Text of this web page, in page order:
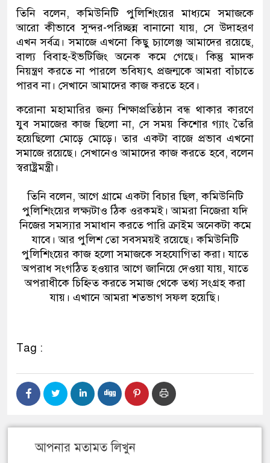
তিনি বলেন, কমিউনিটি পুলিশিংয়ের মাধ্যমে সমাজকে
আরো কীভাবে সুন্দর-পরিচ্ছন্ন বানানো যায়, সে উদাহরণ
এখন সর্বত্র। সমাজে এখনো কিছু চ্যালেঞ্জ আমাদের রয়েছে,
বাল্য বিবাহ-ইভটিজিং অনেক কমে গেছে। কিন্তু মাদক
নিয়ন্ত্রণ করতে না পারলে ভবিষ্যৎ প্রজন্মকে আমরা বাঁচাতে
পারব না। সেখানে আমাদের কাজ করতে হবে।
করোনা মহামারির জন্য শিক্ষাপ্রতিষ্ঠান বন্ধ থাকার কারণে
যুব সমাজের কাজ ছিলো না, সে সময় কিশোর গ্যাং তৈরি
হয়েছিলো মোড়ে মোড়ে। তার একটা বাজে প্রভাব এখনো
সমাজে রয়েছে। সেখানেও আমাদের কাজ করতে হবে, বলেন
স্বরাষ্ট্রমন্ত্রী।
তিনি বলেন, আগে গ্রামে একটা বিচার ছিল, কমিউনিটি
পুলিশিংয়ের লক্ষ্যটাও ঠিক ওরকমই। আমরা নিজেরা যদি
নিজের সমস্যার সমাধান করতে পারি ক্রাইম অনেকটা কমে
যাবে। আর পুলিশ তো সবসময়ই রয়েছে। কমিউনিটি
পুলিশিংয়ের কাজ হলো সমাজকে সহযোগিতা করা। যাতে
অপরাধ সংগঠিত হওয়ার আগে জানিয়ে দেওয়া যায়, যাতে
অপরাধীকে চিহ্নিত করতে সমাজ থেকে তথ্য সংগ্রহ করা
যায়। এখানে আমরা শতভাগ সফল হয়েছি।
Tag :
আপনার মতামত লিখুন